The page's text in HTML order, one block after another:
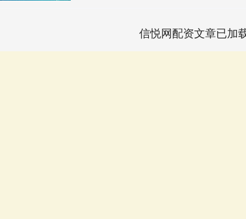
信悦网配资文章已加